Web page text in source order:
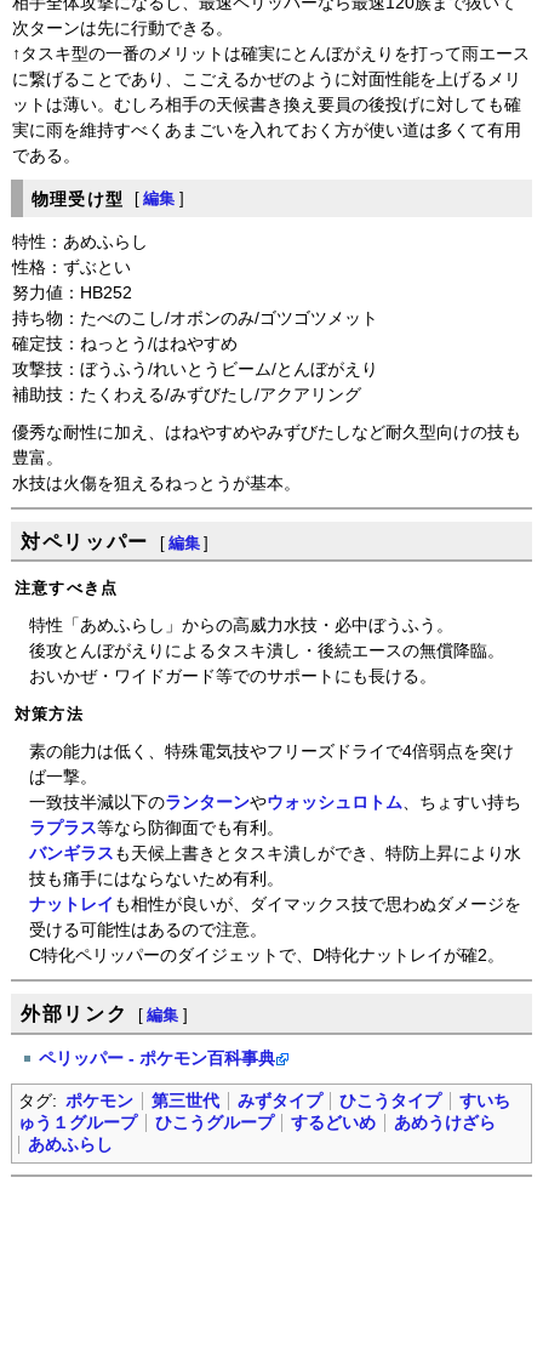
次ターンは先に行動できる。
↑タスキ型の一番のメリットは確実にとんぼがえりを打って雨エース
に繋げることであり、こごえるかぜのように対面性能を上げるメリ
ットは薄い。むしろ相手の天候書き換え要員の後投げに対しても確
実に雨を維持すべくあまごいを入れておく方が使い道は多くて有用
である。
物理受け型 [ 編集 ]
特性：あめふらし
性格：ずぶとい
努力値：HB252
持ち物：たべのこし/オボンのみ/ゴツゴツメット
確定技：ねっとう/はねやすめ
攻撃技：ぼうふう/れいとうビーム/とんぼがえり
補助技：たくわえる/みずびたし/アクアリング
優秀な耐性に加え、はねやすめやみずびたしなど耐久型向けの技も
豊富。
水技は火傷を狙えるねっとうが基本。
対ペリッパー [ 編集 ]
注意すべき点
特性「あめふらし」からの高威力水技・必中ぼうふう。
後攻とんぼがえりによるタスキ潰し・後続エースの無償降臨。
おいかぜ・ワイドガード等でのサポートにも長ける。
対策方法
素の能力は低く、特殊電気技やフリーズドライで4倍弱点を突け
ば一撃。
一致技半減以下のランターンやウォッシュロトム 、ちょすい持ち
ラプラス等なら防御面でも有利。
バンギラス も天候上書きとタスキ潰しができ、特防上昇により水
技も痛手にはならないため有利。
ナットレイ も相性が良いが、ダイマックス技で思わぬダメージを
受ける可能性はあるので注意。
C特化ペリッパーのダイジェットで、D特化ナットレイが確2。
外部リンク [ 編集 ]
ペリッパー - ポケモン百科事典
タグ: ポケモン 第三世代 みずタイプ ひこうタイプ
すいち
ゅう１グループ
ひこうグループ するどいめ
あめうけざら
あめふらし